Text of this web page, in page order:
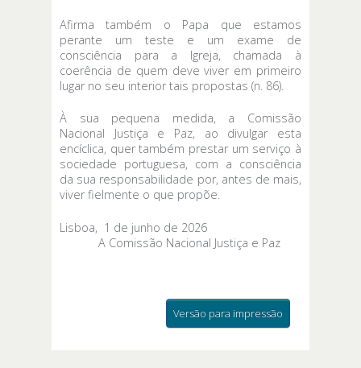
Afirma também o Papa que estamos
perante um teste e um exame de
consciência para a Igreja, chamada à
coerência de quem deve viver em primeiro
lugar no seu interior tais propostas (n. 86).
À sua pequena medida, a Comissão
Nacional Justiça e Paz, ao divulgar esta
encíclica, quer também prestar um serviço à
sociedade portuguesa, com a consciência
da sua responsabilidade por, antes de mais,
viver fielmente o que propõe.
Lisboa, 1 de junho de 2026
A Comissão Nacional Justiça e Paz
Versão para impressão